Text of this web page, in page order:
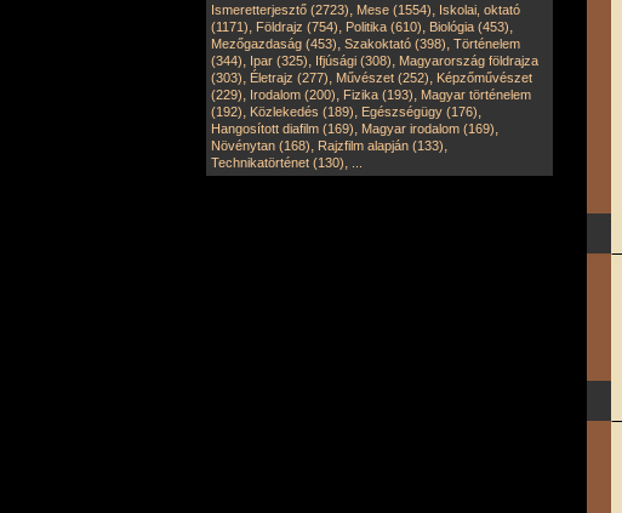
Ismeretterjesztő (2723), Mese (1554), Iskolai, oktató
(1171), Földrajz (754), Politika (610), Biológia (453),
Mezőgazdaság (453), Szakoktató (398), Történelem
(344), Ipar (325), Ifjúsági (308), Magyarország földrajza
(303), Életrajz (277), Művészet (252), Képzőművészet
(229), Irodalom (200), Fizika (193), Magyar történelem
(192), Közlekedés (189), Egészségügy (176),
Hangosított diafilm (169), Magyar irodalom (169),
Növénytan (168), Rajzfilm alapján (133),
Technikatörténet (130),